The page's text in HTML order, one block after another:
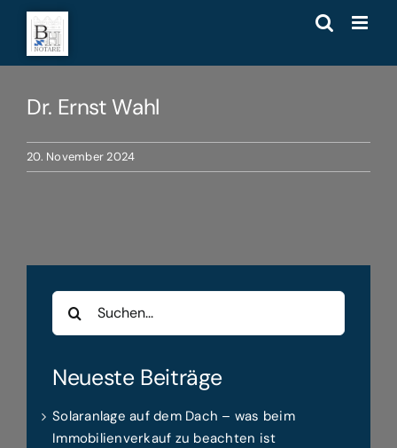
Zum
Inhalt
springen
Dr. Ernst Wahl
20. November 2024
Suche
nach:
Neueste Beiträge
Solaranlage auf dem Dach – was beim
Immobilienverkauf zu beachten ist